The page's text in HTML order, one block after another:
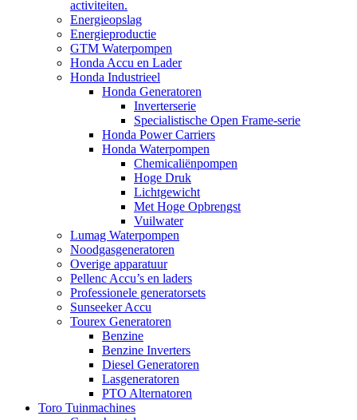
activiteiten.
Energieopslag
Energieproductie
GTM Waterpompen
Honda Accu en Lader
Honda Industrieel
Honda Generatoren
Inverterserie
Specialistische Open Frame-serie
Honda Power Carriers
Honda Waterpompen
Chemicaliënpompen
Hoge Druk
Lichtgewicht
Met Hoge Opbrengst
Vuilwater
Lumag Waterpompen
Noodgasgeneratoren
Overige apparatuur
Pellenc Accu’s en laders
Professionele generatorsets
Sunseeker Accu
Tourex Generatoren
Benzine
Benzine Inverters
Diesel Generatoren
Lasgeneratoren
PTO Alternatoren
Toro Tuinmachines